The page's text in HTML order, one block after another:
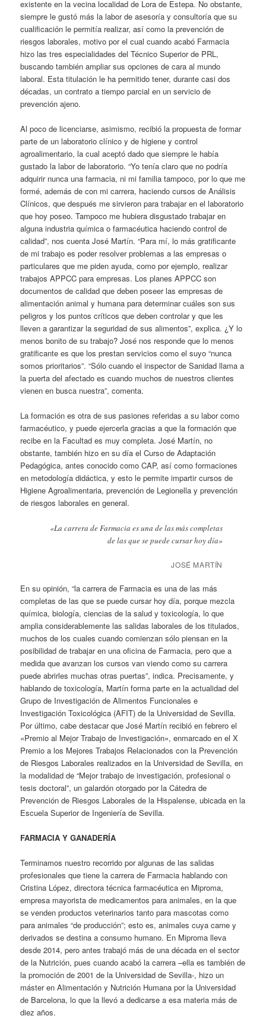
existente en la vecina localidad de Lora de Estepa. No obstante,
siempre le gustó más la labor de asesoría y consultoría que su
cualificación le permitía realizar, así como la prevención de
riesgos laborales, motivo por el cual cuando acabó Farmacia
hizo las tres especialidades del Técnico Superior de PRL,
buscando también ampliar sus opciones de cara al mundo
laboral. Esta titulación le ha permitido tener, durante casi dos
décadas, un contrato a tiempo parcial en un servicio de
prevención ajeno.
Al poco de licenciarse, asimismo, recibió la propuesta de formar
parte de un laboratorio clínico y de higiene y control
agroalimentario, la cual aceptó dado que siempre le había
gustado la labor de laboratorio. “Yo tenía claro que no podría
adquirir nunca una farmacia, ni mi familia tampoco, por lo que me
formé, además de con mi carrera, haciendo cursos de Análisis
Clínicos, que después me sirvieron para trabajar en el laboratorio
que hoy poseo. Tampoco me hubiera disgustado trabajar en
alguna industria química o farmacéutica haciendo control de
calidad”, nos cuenta José Martín. “Para mí, lo más gratificante
de mi trabajo es poder resolver problemas a las empresas o
particulares que me piden ayuda, como por ejemplo, realizar
trabajos APPCC para empresas. Los planes APPCC son
documentos de calidad que deben poseer las empresas de
alimentación animal y humana para determinar cuáles son sus
peligros y los puntos críticos que deben controlar y que les
lleven a garantizar la seguridad de sus alimentos”, explica. ¿Y lo
menos bonito de su trabajo? José nos responde que lo menos
gratificante es que los prestan servicios como el suyo “nunca
somos prioritarios”. “Sólo cuando el inspector de Sanidad llama a
la puerta del afectado es cuando muchos de nuestros clientes
vienen en busca nuestra”, comenta.
La formación es otra de sus pasiones referidas a su labor como
farmacéutico, y puede ejercerla gracias a que la formación que
recibe en la Facultad es muy completa. José Martín, no
obstante, también hizo en su día el Curso de Adaptación
Pedagógica, antes conocido como CAP, así como formaciones
en metodología didáctica, y esto le permite impartir cursos de
Higiene Agroalimentaria, prevención de Legionella y prevención
de riesgos laborales en general.
«La carrera de Farmacia es una de las más completas
de las que se puede cursar hoy día»
JOSÉ MARTÍN
En su opinión, “la carrera de Farmacia es una de las más
completas de las que se puede cursar hoy día, porque mezcla
química, biología, ciencias de la salud y toxicología, lo que
amplia considerablemente las salidas laborales de los titulados,
muchos de los cuales cuando comienzan sólo piensan en la
posibilidad de trabajar en una oficina de Farmacia, pero que a
medida que avanzan los cursos van viendo como su carrera
puede abrirles muchas otras puertas”, indica. Precisamente, y
hablando de toxicología, Martín forma parte en la actualidad del
Grupo de Investigación de Alimentos Funcionales e
Investigación Toxicológica (AFIT) de la Universidad de Sevilla.
Por último, cabe destacar que José Martín recibió en febrero el
«Premio al Mejor Trabajo de Investigación», enmarcado en el X
Premio a los Mejores Trabajos Relacionados con la Prevención
de Riesgos Laborales realizados en la Universidad de Sevilla, en
la modalidad de “Mejor trabajo de investigación, profesional o
tesis doctoral”, un galardón otorgado por la Cátedra de
Prevención de Riesgos Laborales de la Hispalense, ubicada en la
Escuela Superior de Ingeniería de Sevilla.
FARMACIA Y GANADERÍA
Terminamos nuestro recorrido por algunas de las salidas
profesionales que tiene la carrera de Farmacia hablando con
Cristina López, directora técnica farmacéutica en Miproma,
empresa mayorista de medicamentos para animales, en la que
se venden productos veterinarios tanto para mascotas como
para animales “de producción”; esto es, animales cuya carne y
derivados se destina a consumo humano. En Miproma lleva
desde 2014, pero antes trabajó más de una década en el sector
de la Nutrición, pues cuando acabó la carrera –ella es también de
la promoción de 2001 de la Universidad de Sevilla-, hizo un
máster en Alimentación y Nutrición Humana por la Universidad
de Barcelona, lo que la llevó a dedicarse a esa materia más de
diez años.